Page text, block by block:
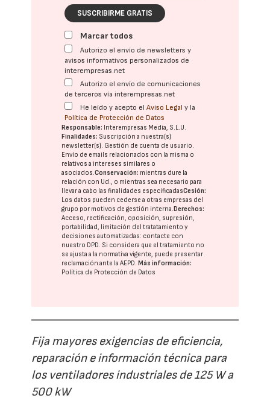
SUSCRIBIRME GRATIS
Marcar todos
Autorizo el envío de newsletters y
avisos informativos personalizados de
interempresas.net
Autorizo el envío de comunicaciones
de terceros vía interempresas.net
He leído y acepto elAviso Legal y la
Política de Protección de Datos
Responsable: Interempresas Media, S.L.U.
Finalidades: Suscripción a nuestra(s)
newsletter(s). Gestión de cuenta de usuario.
Envío de emails relacionados con la misma o
relativos a intereses similares o
asociados.Conservación: mientras dure la
relación con Ud., o mientras sea necesario para
llevar a cabo las finalidades especificadasCesión:
Los datos pueden cederse a otras empresas del
grupo por motivos de gestión interna.Derechos:
Acceso, rectificación, oposición, supresión,
portabilidad, limitación del tratatamiento y
decisiones automatizadas: contacte con
nuestro DPD. Si considera que el tratamiento no
se ajusta a la normativa vigente, puede presentar
reclamación ante laAEPD.Más información:
Política de Protección de Datos
Fija mayores exigencias de eficiencia,
reparación e información técnica para
los ventiladores industriales de 125 W a
500 kW